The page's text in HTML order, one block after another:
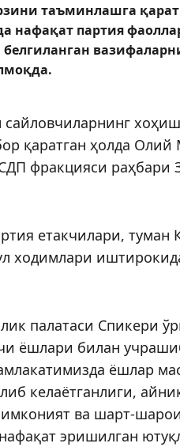
таъминлашга
нафақат партия
қаратган ҳолда
фракцияси
етакчилари,
ходимлари
палатаси Спикери
ёшлари билан
ёшлар
келаётганлиги,
ва шарт-
эришилган